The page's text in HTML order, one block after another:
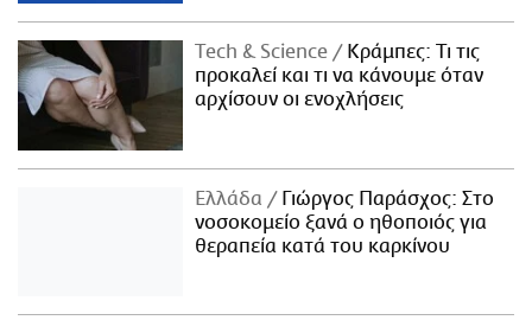
Τech & Science
Κράμπες: Τι τις
προκαλεί και τι να κάνουμε όταν
αρχίσουν οι ενοχλήσεις
Ελλάδα
Γιώργος Παράσχος: Στο
νοσοκομείο ξανά ο ηθοποιός για
θεραπεία κατά του καρκίνου